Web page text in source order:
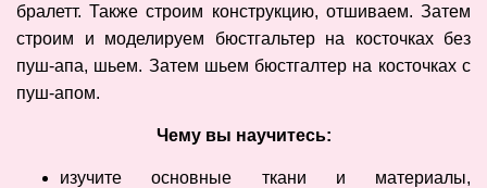
бралетт. Также строим конструкцию, отшиваем. Затем
строим и моделируем бюстгальтер на косточках без
пуш-апа, шьем. Затем шьем бюстгалтер на косточках с
пуш-апом.
Чему вы научитесь:
изучите основные ткани и материалы,